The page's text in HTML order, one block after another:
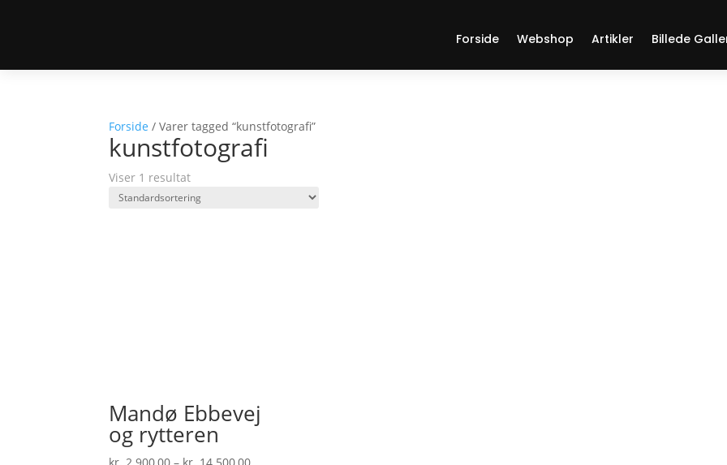
Forside Webshop Artikler Billede
Forside / Varer tagged “kunstfotografi”
kunstfotografi
Viser 1 resultat
Mandø Ebbevej
og rytteren
Prisinterval: